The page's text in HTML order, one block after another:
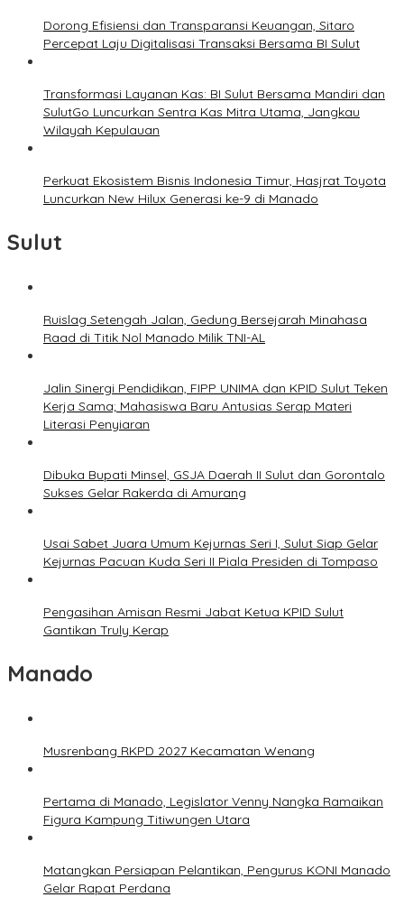
Dorong Efisiensi dan Transparansi Keuangan, Sitaro
Percepat Laju Digitalisasi Transaksi Bersama BI Sulut
Transformasi Layanan Kas: BI Sulut Bersama Mandiri dan
SulutGo Luncurkan Sentra Kas Mitra Utama, Jangkau
Wilayah Kepulauan
Perkuat Ekosistem Bisnis Indonesia Timur, Hasjrat Toyota
Luncurkan New Hilux Generasi ke-9 di Manado
Sulut
Ruislag Setengah Jalan, Gedung Bersejarah Minahasa
Raad di Titik Nol Manado Milik TNI-AL
Jalin Sinergi Pendidikan, FIPP UNIMA dan KPID Sulut Teken
Kerja Sama; Mahasiswa Baru Antusias Serap Materi
Literasi Penyiaran
Dibuka Bupati Minsel, GSJA Daerah II Sulut dan Gorontalo
Sukses Gelar Rakerda di Amurang
Usai Sabet Juara Umum Kejurnas Seri I, Sulut Siap Gelar
Kejurnas Pacuan Kuda Seri II Piala Presiden di Tompaso
Pengasihan Amisan Resmi Jabat Ketua KPID Sulut
Gantikan Truly Kerap
Manado
Musrenbang RKPD 2027 Kecamatan Wenang
Pertama di Manado, Legislator Venny Nangka Ramaikan
Figura Kampung Titiwungen Utara
Matangkan Persiapan Pelantikan, Pengurus KONI Manado
Gelar Rapat Perdana